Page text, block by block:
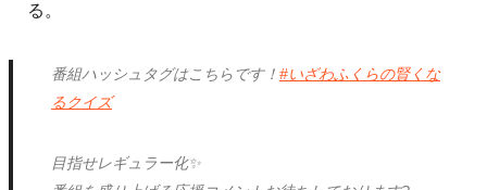
る。
番組ハッシュタグはこちらです！#いざわふくらの賢くな
るクイズ
目指せレギュラー化✨